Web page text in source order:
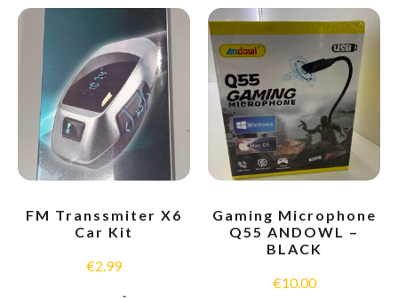
FM Transsmiter X6
Car Kit
€2.99
Gaming Microphone
Q55 ANDOWL –
BLACK
€10.00